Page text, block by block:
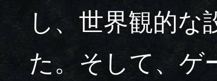
し、世界観的な
た。そして、ゲ